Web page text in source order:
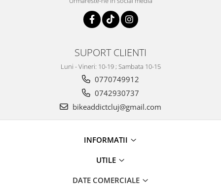
SUPORT CLIENTI
Luni - Vineri: 10-19 ; Sambata 10-15
0770749912
0742930737
bikeaddictcluj@gmail.com
INFORMATII
UTILE
DATE COMERCIALE